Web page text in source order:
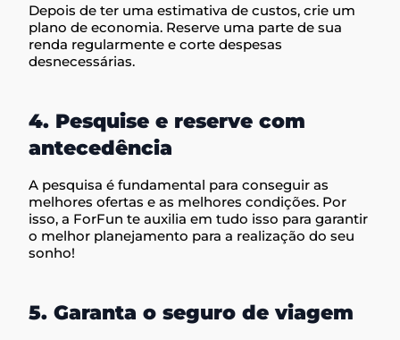
Depois de ter uma estimativa de custos, crie um
plano de economia. Reserve uma parte de sua
renda regularmente e corte despesas
desnecessárias.
4. Pesquise e reserve com
antecedência
A pesquisa é fundamental para conseguir as
melhores ofertas e as melhores condições. Por
isso, a ForFun te auxilia em tudo isso para garantir
o melhor planejamento para a realização do seu
sonho!
5. Garanta o seguro de viagem